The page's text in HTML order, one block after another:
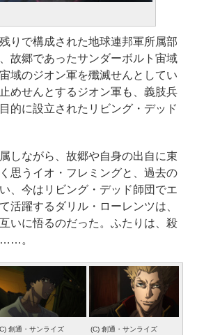
りで構成された地球連邦軍所属部
故郷であったサンダーボルト宙域
域のジオン軍を殲滅せんとしてい
めせんとするジオン軍も、義肢兵
的に設立されたリビング・デッド
しながら、故郷や自身の出自に束
思うイオ・フレミングと、過去の
、今はリビング・デッド師団でエ
活躍するダリル・ローレンツは、
いに悟るのだった。ふたりは、殺
……。
創通・サンライズ (C) 創通・サンライズ